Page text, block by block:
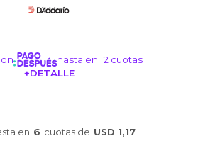
hasta en 12 cuotas
+DETALLE
en 6 cuotas de USD 1,17